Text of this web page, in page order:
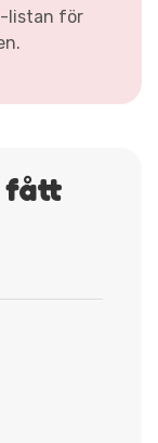
listan för
fått